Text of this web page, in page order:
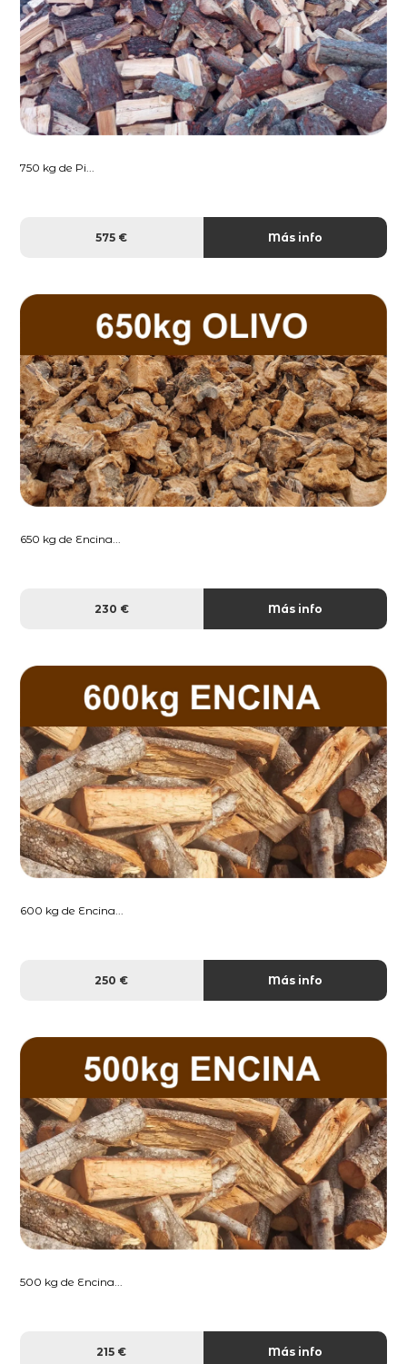
750 kg de Pi...
575 € Más info
650 kg de Encina...
230 € Más info
600 kg de Encina...
250 € Más info
500 kg de Encina...
215 € Más info